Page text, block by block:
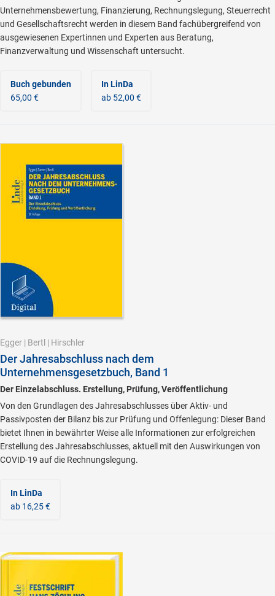
Unternehmensbewertung, Finanzierung, Rechnungslegung, Steuerrecht
und Gesellschaftsrecht werden in diesem Band fachübergreifend von
ausgewiesenen Expertinnen und Experten aus Beratung,
Finanzverwaltung und Wissenschaft untersucht.
Buch gebunden
65,00 €
In LinDa
ab 52,00 €
Egger | Bertl | Hirschler
Der Jahresabschluss nach dem
Unternehmensgesetzbuch, Band 1
Der Einzelabschluss. Erstellung, Prüfung, Veröffentlichung
Von den Grundlagen des Jahresabschlusses über Aktiv- und
Passivposten der Bilanz bis zur Prüfung und Offenlegung: Dieser Band
bietet Ihnen in bewährter Weise alle Informationen zur erfolgreichen
Erstellung des Jahresabschlusses, aktuell mit den Auswirkungen von
COVID-19 auf die Rechnungslegung.
In LinDa
ab 16,25 €